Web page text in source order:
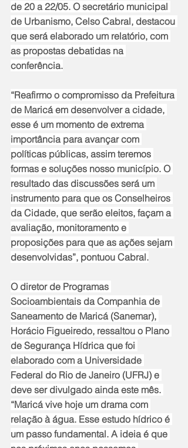
de 20 a 22/05. O secretário municipal
de Urbanismo, Celso Cabral, destacou
que será elaborado um relatório, com
as propostas debatidas na
conferência.
“Reafirmo o compromisso da Prefeitura
de Maricá em desenvolver a cidade,
esse é um momento de extrema
importância para avançar com
políticas públicas, assim teremos
formas e soluções nosso município. O
resultado das discussões será um
instrumento para que os Conselheiros
da Cidade, que serão eleitos, façam a
avaliação, monitoramento e
proposições para que as ações sejam
desenvolvidas”, pontuou Cabral.
O diretor de Programas
Socioambientais da Companhia de
Saneamento de Maricá (Sanemar),
Horácio Figueiredo, ressaltou o Plano
de Segurança Hídrica que foi
elaborado com a Universidade
Federal do Rio de Janeiro (UFRJ) e
deve ser divulgado ainda este mês.
“Maricá vive hoje um drama com
relação à água. Esse estudo hídrico é
um passo fundamental. A ideia é que